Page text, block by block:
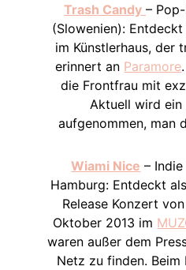
Trash Candy –
(Slowenien):
im Künstlerhaus, der
erinnert an Paramore
die Frontfrau mit
Aktuell wird ein
aufgenommen, man
Wiami Nice –
Hamburg: Entdeckt
Release Konzert von
Oktober 2013 im
waren außer dem
Netz zu finden.